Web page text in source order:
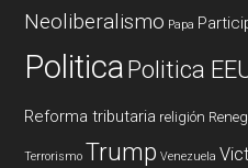
Neoliberalismo Papa
PoliticaPolitica
Reforma tributaria religión
Terrorismo Trump Venezuela